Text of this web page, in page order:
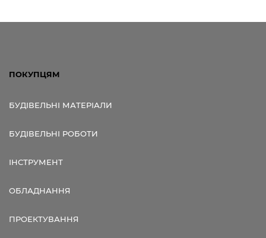
ПОКУПЦЯМ
БУДІВЕЛЬНІ МАТЕРІАЛИ
БУДІВЕЛЬНІ РОБОТИ
ІНСТРУМЕНТ
ОБЛАДНАННЯ
ПРОЕКТУВАННЯ